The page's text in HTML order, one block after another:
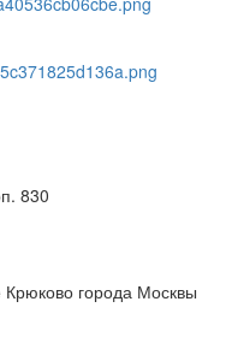
830
города Москвы